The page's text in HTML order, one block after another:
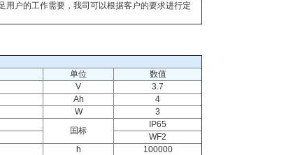
用户的工作需要，我司可以根据客户的要求进行定
单位
数值
V
3.7
Ah
4
W
3
国标
IP65
WF2
h
100000